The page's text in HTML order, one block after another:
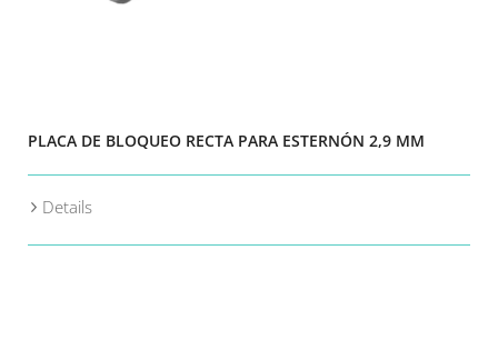
PLACA DE BLOQUEO RECTA PARA ESTERNÓN 2,9 MM
Details